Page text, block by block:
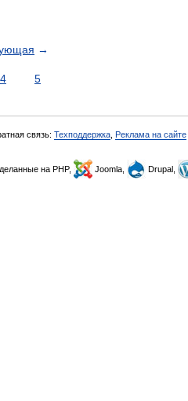
→
4 5
связь: Техподдержка Реклама на сайте
на PHP, Joomla, Drupal,